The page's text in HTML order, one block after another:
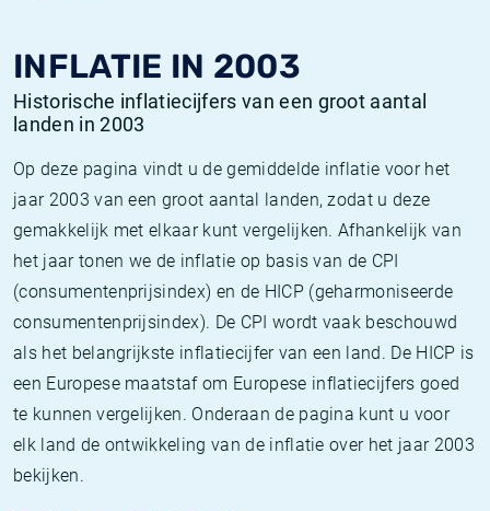
INFLATIE IN 2003
Historische inflatiecijfers van een groot aantal
landen in 2003
Op deze pagina vindt u de gemiddelde inflatie voor het
jaar 2003 van een groot aantal landen, zodat u deze
gemakkelijk met elkaar kunt vergelijken. Afhankelijk van
het jaar tonen we de inflatie op basis van de CPI
(consumentenprijsindex) en de HICP (geharmoniseerde
consumentenprijsindex). De CPI wordt vaak beschouwd
als het belangrijkste inflatiecijfer van een land. De HICP is
een Europese maatstaf om Europese inflatiecijfers goed
te kunnen vergelijken. Onderaan de pagina kunt u voor
elk land de ontwikkeling van de inflatie over het jaar 2003
bekijken.